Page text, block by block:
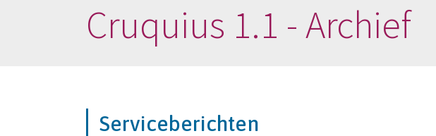
Cruquius 1.1 - Archief
Serviceberichten